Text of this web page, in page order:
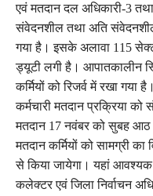
एवं मतदान दल अधिकारी-3
संवेदनशील तथा अति
गया है। इसके अलावा 115
ड्यूटी लगी है। आपातकालीन
कर्मियों को रिजर्व में रखा
कर्मचारी मतदान प्रक्रिया को
मतदान 17 नवंबर को सुबह
मतदान कर्मियों को सामग्री
से किया जायेगा। यहां आवश्यक
कलेक्टर एवं जिला निर्वाचन